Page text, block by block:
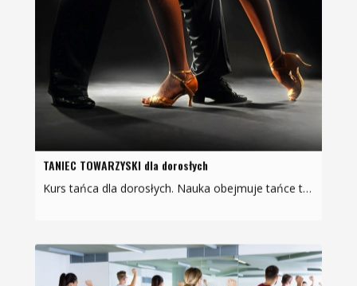
TANIEC TOWARZYSKI dla dorosłych
Kurs tańca dla dorosłych. Nauka obejmuje tańce towarzyskie w prostej, użytkowej formie: walc angielski, walc wiedeński, guickstep, disco-fox, cha-cha-cha, rumba rock a'roll, polka, West coast…